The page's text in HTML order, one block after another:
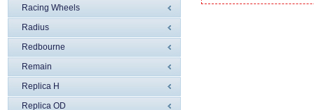
Racing Wheels
Radius
Redbourne
Remain
Replica H
Replica OD